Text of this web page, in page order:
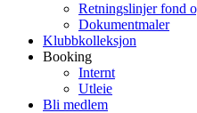
Retningslinjer fond
Dokumentmaler
Klubbkolleksjon
Booking
Internt
Utleie
Bli medlem